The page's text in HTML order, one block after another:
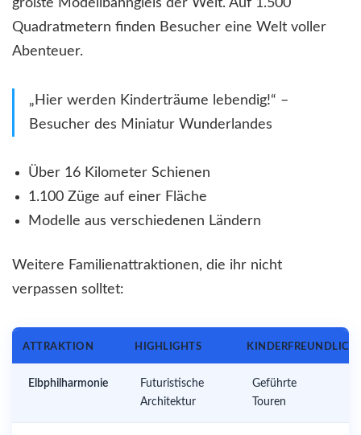
größte Modellbahngleis der Welt. Auf 1.500
Quadratmetern finden Besucher eine Welt voller
Abenteuer.
„Hier werden Kinderträume lebendig!“ –
Besucher des Miniatur Wunderlandes
Über 16 Kilometer Schienen
1.100 Züge auf einer Fläche
Modelle aus verschiedenen Ländern
Weitere Familienattraktionen, die ihr nicht
verpassen solltet:
ATTRAKTION HIGHLIGHTS
Elbphilharmonie
Futuristische
Architektur
Geführte
Touren